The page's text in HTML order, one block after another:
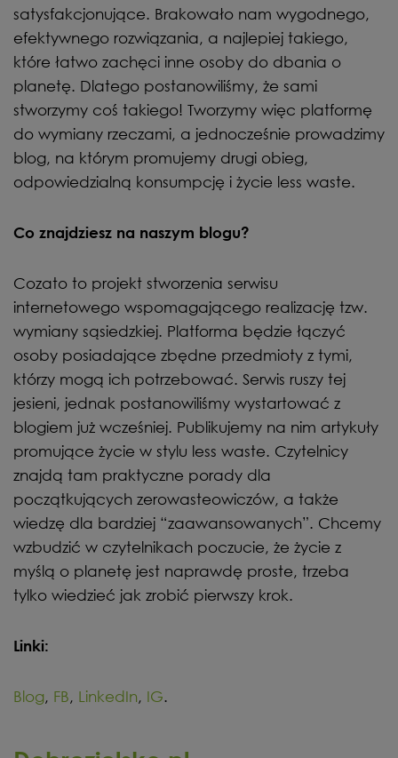
satysfakcjonujące. Brakowało nam wygodnego,
efektywnego rozwiązania, a najlepiej takiego,
które łatwo zachęci inne osoby do dbania o
planetę. Dlatego postanowiliśmy, że sami
stworzymy coś takiego! Tworzymy więc platformę
do wymiany rzeczami, a jednocześnie prowadzimy
blog, na którym promujemy drugi obieg,
odpowiedzialną konsumpcję i życie less waste.
Co znajdziesz na naszym blogu?
Cozato to projekt stworzenia serwisu
internetowego wspomagającego realizację tzw.
wymiany sąsiedzkiej. Platforma będzie łączyć
osoby posiadające zbędne przedmioty z tymi,
którzy mogą ich potrzebować. Serwis ruszy tej
jesieni, jednak postanowiliśmy wystartować z
blogiem już wcześniej. Publikujemy na nim artykuły
promujące życie w stylu less waste. Czytelnicy
znajdą tam praktyczne porady dla
początkujących zerowasteowiczów, a także
wiedzę dla bardziej “zaawansowanych”. Chcemy
wzbudzić w czytelnikach poczucie, że życie z
myślą o planetę jest naprawdę proste, trzeba
tylko wiedzieć jak zrobić pierwszy krok.
Linki:
Blog, FB, LinkedIn, IG.